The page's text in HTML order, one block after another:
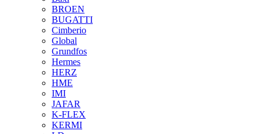
BROEN
BUGATTI
Cimberio
Global
Grundfos
Hermes
HERZ
HME
IMI
JAFAR
K-FLEX
KERMI